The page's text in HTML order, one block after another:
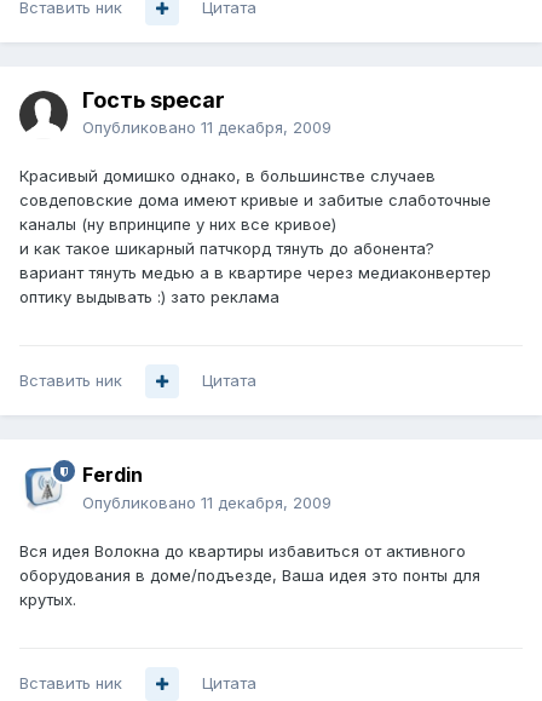
Вставить ник Цитата
Гость specar
Опубликовано 11 декабря, 2009
Красивый домишко однако, в большинстве случаев
совдеповские дома имеют кривые и забитые слаботочные
каналы (ну впринципе у них все кривое)
и как такое шикарный патчкорд тянуть до абонента?
вариант тянуть медью а в квартире через медиаконвертер
оптику выдывать :) зато реклама
Вставить ник Цитата
Ferdin
Опубликовано 11 декабря, 2009
Вся идея Волокна до квартиры избавиться от активного
оборудования в доме/подъезде, Ваша идея это понты для
крутых.
Вставить ник Цитата